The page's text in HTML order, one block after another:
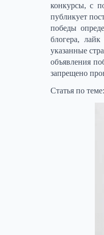
конкурсы, с
публикует
победы
блогера,
указанные
объявления
запрещено
Статья по